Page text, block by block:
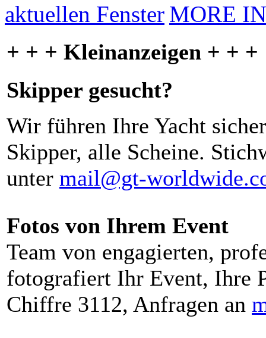
MORE
+ + + Kleinanzeigen + + +
Skipper gesucht?
Wir führen Ihre Yacht
Skipper, alle Scheine.
unter mail@gt-
Fotos von Ihrem Event
Team von engagierten,
fotografiert Ihr Event, Ihre
Chiffre 3112, Anfragen an